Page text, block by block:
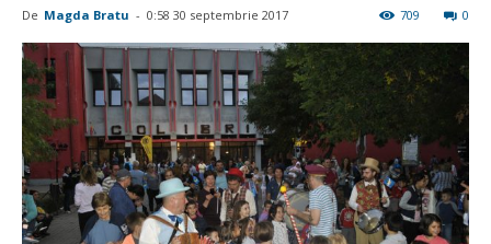
De Magda Bratu - 0:58 30 septembrie 2017 0
709